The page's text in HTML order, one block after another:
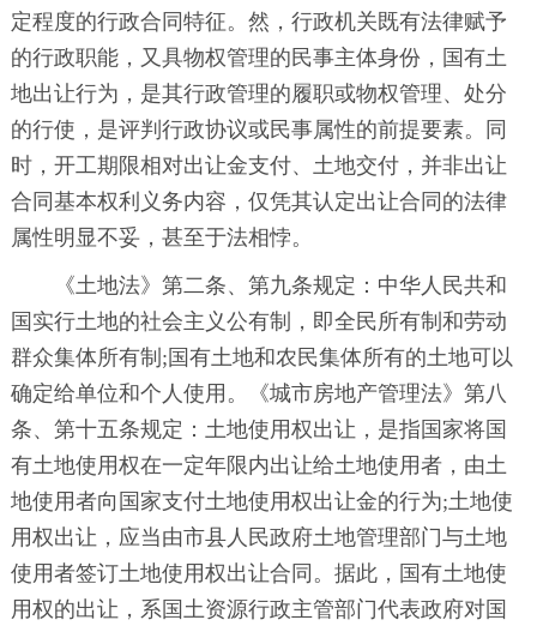
定程度的行政合同特征。然，行政机关既有法律赋予
的行政职能，又具物权管理的民事主体身份，国有土
地出让行为，是其行政管理的履职或物权管理、处分
的行使，是评判行政协议或民事属性的前提要素。同
时，开工期限相对出让金支付、土地交付，并非出让
合同基本权利义务内容，仅凭其认定出让合同的法律
属性明显不妥，甚至于法相悖。
《土地法》第二条、第九条规定：中华人民共和
国实行土地的社会主义公有制，即全民所有制和劳动
群众集体所有制;国有土地和农民集体所有的土地可以
确定给单位和个人使用。《城市房地产管理法》第八
条、第十五条规定：土地使用权出让，是指国家将国
有土地使用权在一定年限内出让给土地使用者，由土
地使用者向国家支付土地使用权出让金的行为;土地使
用权出让，应当由市县人民政府土地管理部门与土地
使用者签订土地使用权出让合同。据此，国有土地使
用权的出让，系国土资源行政主管部门代表政府对国